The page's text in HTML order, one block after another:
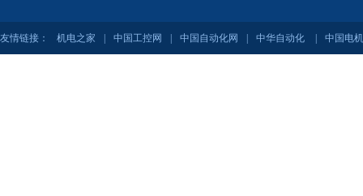
友情链接： 机电之家 中国工控网 中国自动化网 中华自动化 中国电